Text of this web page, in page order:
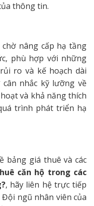
thông tin.
nâng cấp hạ tầng
phù hợp với những
ro và kế hoạch dài
nhắc kỹ lưỡng về
và khả năng thích
trình phát triển hạ
bảng giá thuê và các
căn hộ trong các
, hãy liên hệ trực tiếp
Đội ngũ nhân viên của